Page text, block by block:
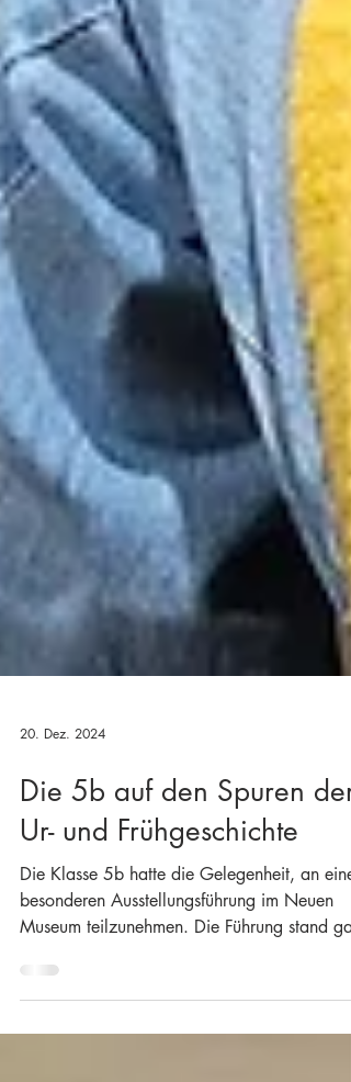
20. Dez. 2024
Die 5b auf den Spuren der
Ur- und Frühgeschichte
Die Klasse 5b hatte die Gelegenheit, an einer
besonderen Ausstellungsführung im Neuen